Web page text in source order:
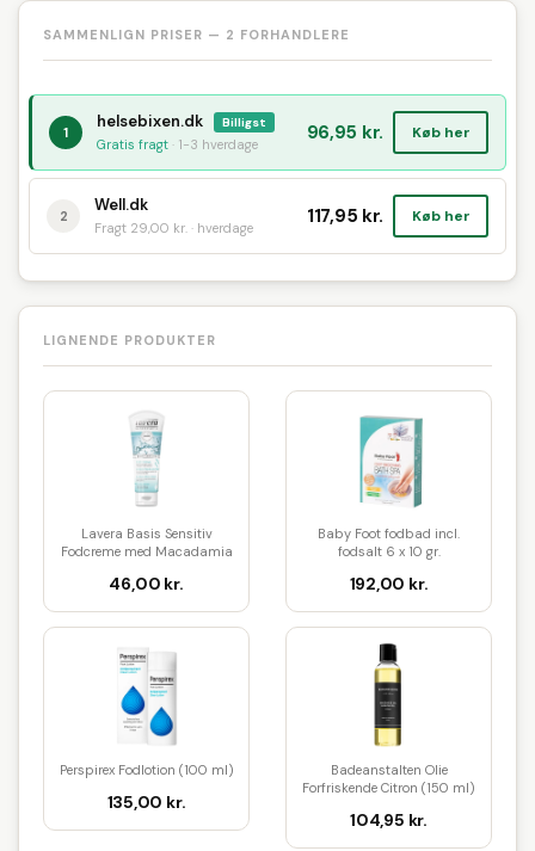
SAMMENLIGN PRISER — 2 FORHANDLERE
1
helsebixen.dk Billigst
Gratis fragt · 1-3 hverdage 96,95 kr. Køb her
2
Well.dk
Fragt 29,00 kr. · hverdage 117,95 kr. Køb her
LIGNENDE PRODUKTER
Lavera Basis Sensitiv
Fodcreme med Macadamia
46,00 kr.
Baby Foot fodbad incl.
fodsalt 6 x 10 gr.
192,00 kr.
Perspirex Fodlotion (100 ml)
135,00 kr.
Badeanstalten Olie
Forfriskende Citron (150 ml)
104,95 kr.